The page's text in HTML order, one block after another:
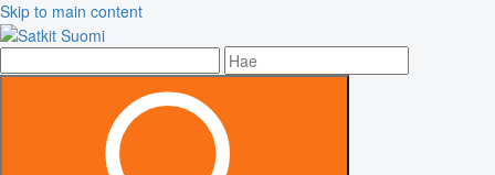
Skip to main content